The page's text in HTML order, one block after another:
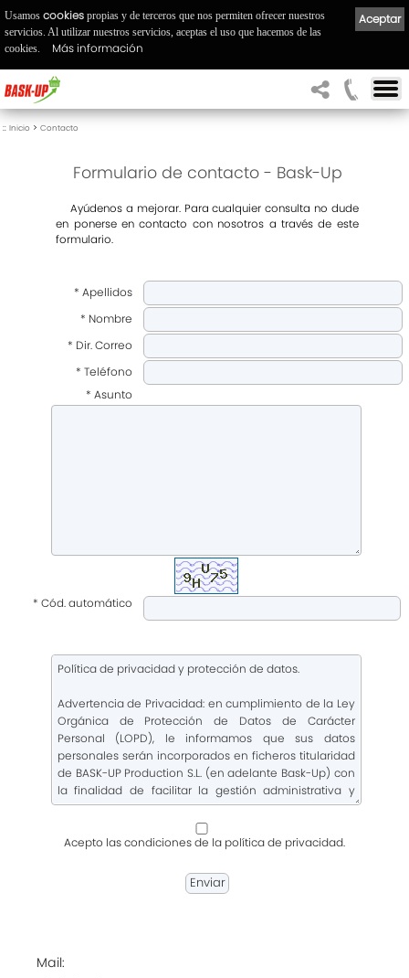
:: Inicio > Contacto
Formulario de contacto - Bask-Up
Ayúdenos a mejorar. Para cualquier consulta no dude
en ponerse en contacto con nosotros a través de este
formulario.
* Apellidos
* Nombre
* Dir. Correo
* Teléfono
* Asunto
* Cód. automático
Acepto las condiciones de la política de privacidad.
Mail:
Aceptar
Usamos cookies propias y de terceros que nos permiten ofrecer nuestros
servicios. Al utilizar nuestros servicios, aceptas el uso que hacemos de las
cookies.
Más información